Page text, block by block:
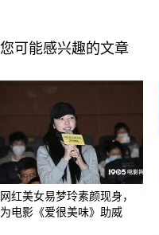
您可能感兴趣的文章
网红美女易梦玲素颜现身，
为电影《爱很美味》助威